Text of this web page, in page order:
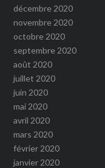
décembre 2020
novembre 2020
octobre 2020
septembre 2020
août 2020
juillet 2020
juin 2020
mai 2020
avril 2020
mars 2020
février 2020
janvier 2020